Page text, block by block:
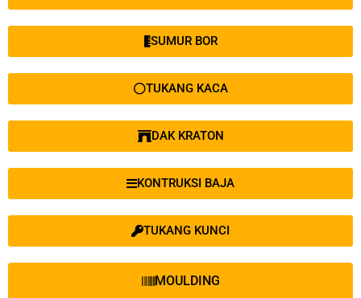
SUMUR BOR
TUKANG KACA
DAK KRATON
KONTRUKSI BAJA
TUKANG KUNCI
MOULDING